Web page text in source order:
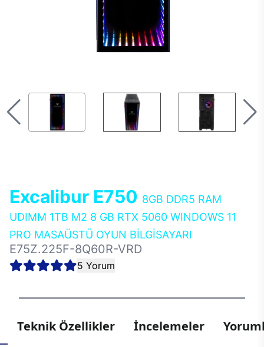
Excalibur E750 8GB DDR5 RAM
UDIMM 1TB M2 8 GB RTX 5060 WINDOWS 11
PRO MASAÜSTÜ OYUN BİLGİSAYARI
E75Z.225F-8Q60R-VRD
5 Yorum
Teknik Özellikler İncelemeler